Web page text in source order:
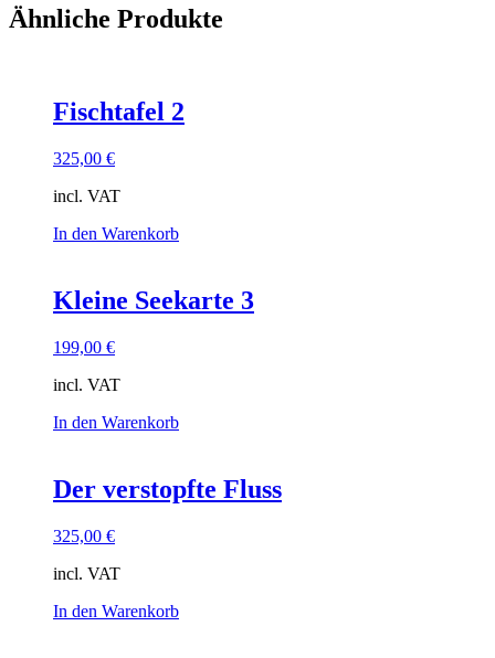
Ähnliche Produkte
Fischtafel 2
325,00 €
incl. VAT
In den Warenkorb
Kleine Seekarte 3
199,00 €
incl. VAT
In den Warenkorb
Der verstopfte Fluss
325,00 €
incl. VAT
In den Warenkorb